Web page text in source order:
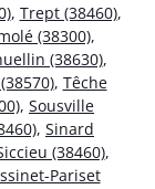
, Trept (38460),
(38300),
(38630),
, Têche
, Sousville
, Sinard
(38460),
Pariset